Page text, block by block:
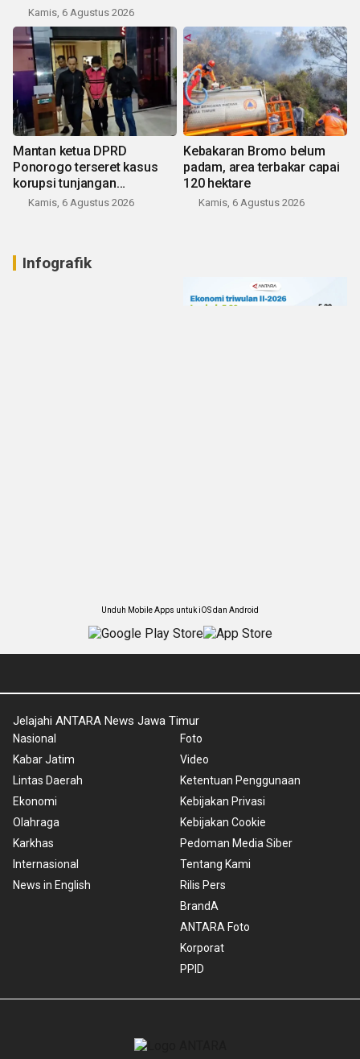
Kamis, 6 Agustus 2026
Mantan ketua DPRD
Ponorogo terseret kasus
korupsi tunjangan
perumahan
Kamis, 6 Agustus 2026
Kebakaran Bromo belum
padam, area terbakar capai
120 hektare
Kamis, 6 Agustus 2026
Infografik
Unduh Mobile Apps untuk iOS dan Android
Jelajahi ANTARA News Jawa Timur
Nasional
Kabar Jatim
Lintas Daerah
Ekonomi
Olahraga
Karkhas
Internasional
News in English
Foto
Video
Ketentuan Penggunaan
Kebijakan Privasi
Kebijakan Cookie
Pedoman Media Siber
Tentang Kami
Rilis Pers
BrandA
ANTARA Foto
Korporat
PPID